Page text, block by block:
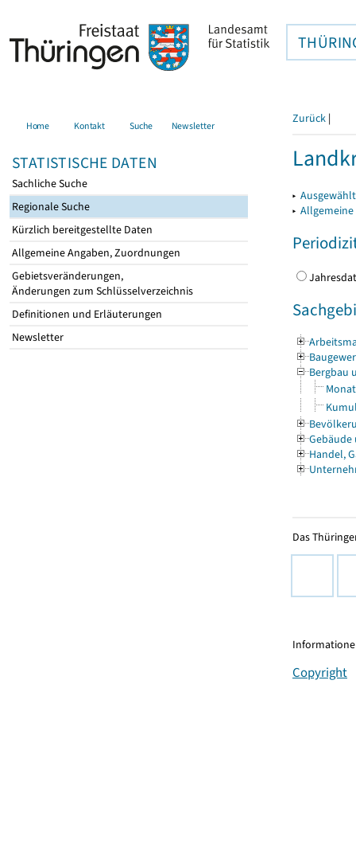
Home Kontakt Suche Newsletter
STATISTISCHE DATEN
Sachliche Suche
Regionale Suche
Kürzlich bereitgestellte Daten
Allgemeine Angaben, Zuordnungen
Gebietsveränderungen,
Änderungen zum Schlüsselverzeichnis
Definitionen und Erläuterungen
Newsletter
Zurück |
▸
▸
Bergbau
Gebäude
Handel,
Das
Copyright